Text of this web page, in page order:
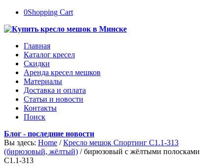
0Shopping Cart
Главная
Каталог кресел
Скидки
Аренда кресел мешков
Материалы
Доставка и оплата
Статьи и новости
Контакты
Поиск
Блог - последние новости
Вы здесь: Home / Кресло мешок Спортинг С1.1-313
(бирюзовый, жёлтый) / бирюзовый с жёлтыми полосками
С1.1-313